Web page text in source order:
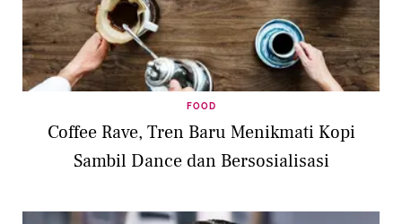
FOOD
Coffee Rave, Tren Baru Menikmati Kopi
Sambil Dance dan Bersosialisasi